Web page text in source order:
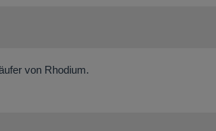
von Rhodium.